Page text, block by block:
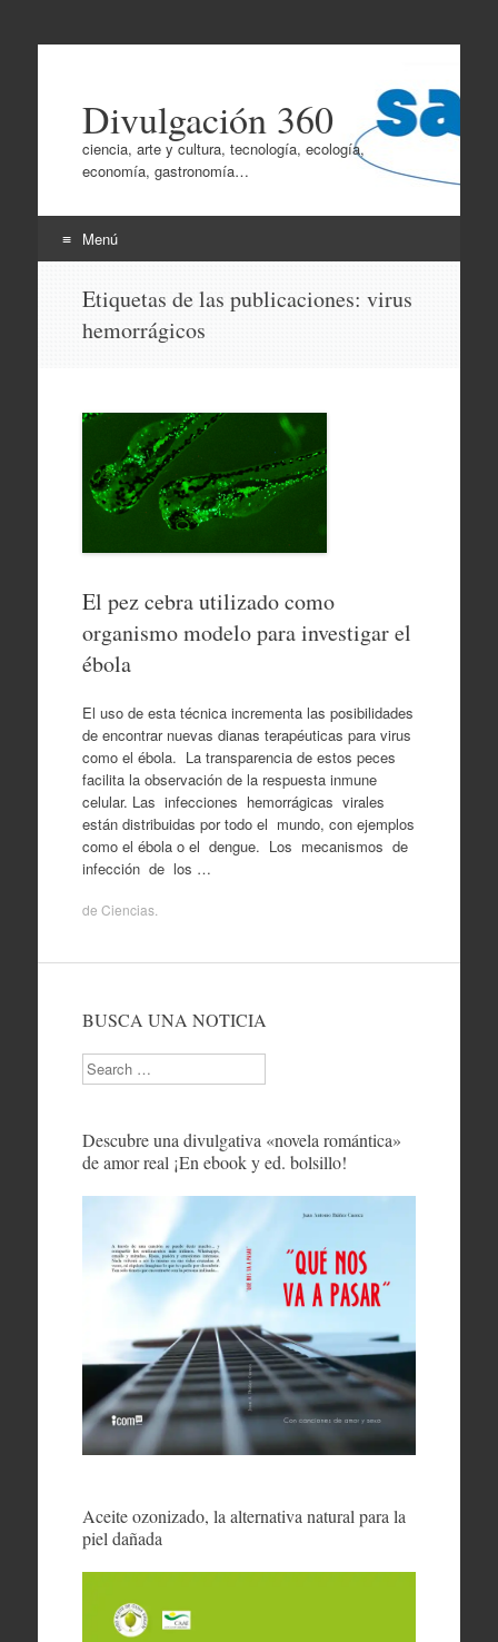
Divulgación 360
ciencia, arte y cultura, tecnología, ecología,
economía, gastronomía…
Menú
contenido
Etiquetas de las publicaciones: virus
hemorrágicos
El pez cebra utilizado como
organismo modelo para investigar el
ébola
El uso de esta técnica incrementa las posibilidades
de encontrar nuevas dianas terapéuticas para virus
como el ébola. La transparencia de estos peces
facilita la observación de la respuesta inmune
celular. Las infecciones hemorrágicas virales
están distribuidas por todo el mundo, con ejemplos
como el ébola o el dengue. Los mecanismos de
infección de los …
de Ciencias.
BUSCA UNA NOTICIA
Search
Descubre una divulgativa «novela romántica»
de amor real ¡En ebook y ed. bolsillo!
Aceite ozonizado, la alternativa natural para la
piel dañada